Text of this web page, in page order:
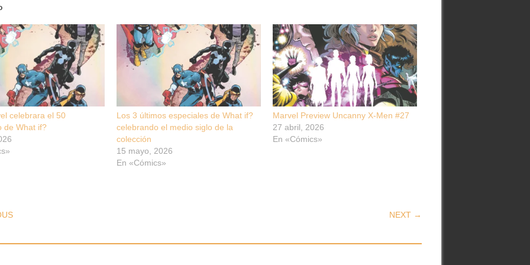
celebrara el 50
de What if?
Los 3 últimos especiales de What if?
celebrando el medio siglo de la
colección
15 mayo, 2026
En «Cómics»
Marvel Preview Uncanny X-Men #27
27 abril, 2026
En «Cómics»
NAVIGATION NEXT →